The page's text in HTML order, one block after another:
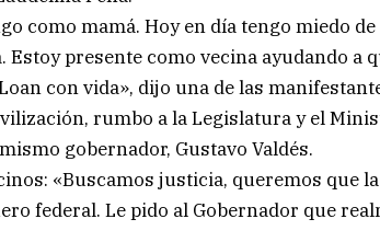
como mamá. Hoy en día tengo miedo
presente como vecina ayudando a
con vida», dijo una de las
rumbo a la Legislatura y el
gobernador, Gustavo Valdés.
«Buscamos justicia, queremos que
federal. Le pido al Gobernador que